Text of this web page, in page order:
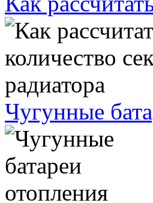
Чугунные